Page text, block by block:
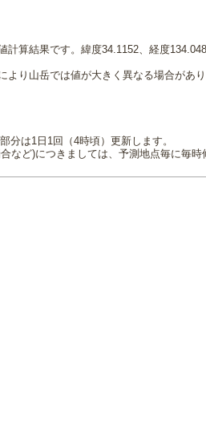
算結果です。緯度34.1152、経度
より山岳では値が大きく異なる場合があ
分は1日1回（4時頃）更新します。
ど)につきましては、予測地点毎に毎時